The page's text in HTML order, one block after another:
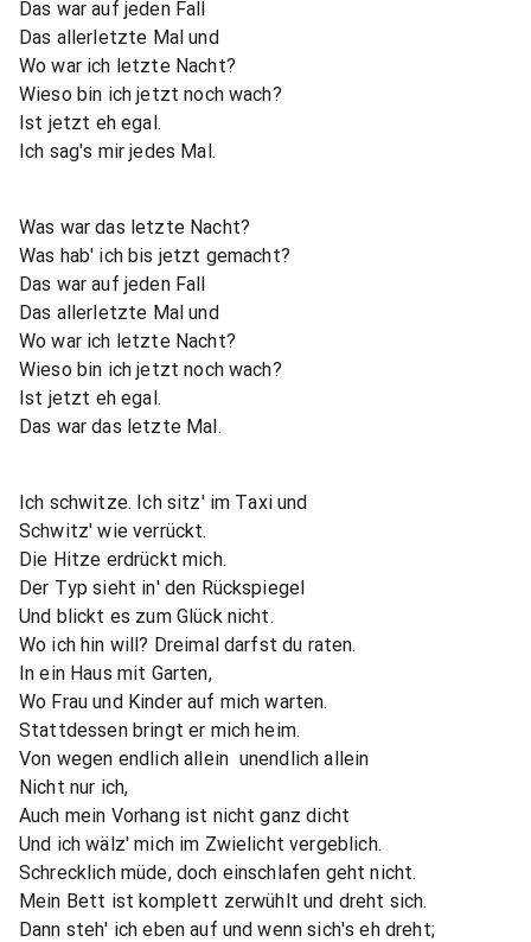
Das war auf jeden Fall
Das allerletzte Mal und
Wo war ich letzte Nacht?
Wieso bin ich jetzt noch wach?
Ist jetzt eh egal.
Ich sag's mir jedes Mal.
Was war das letzte Nacht?
Was hab' ich bis jetzt gemacht?
Das war auf jeden Fall
Das allerletzte Mal und
Wo war ich letzte Nacht?
Wieso bin ich jetzt noch wach?
Ist jetzt eh egal.
Das war das letzte Mal.
Ich schwitze. Ich sitz' im Taxi und
Schwitz' wie verrückt.
Die Hitze erdrückt mich.
Der Typ sieht in' den Rückspiegel
Und blickt es zum Glück nicht.
Wo ich hin will? Dreimal darfst du raten.
In ein Haus mit Garten,
Wo Frau und Kinder auf mich warten.
Stattdessen bringt er mich heim.
Von wegen endlich allein  unendlich allein
Nicht nur ich,
Auch mein Vorhang ist nicht ganz dicht
Und ich wälz' mich im Zwielicht vergeblich.
Schrecklich müde, doch einschlafen geht nicht.
Mein Bett ist komplett zerwühlt und dreht sich.
Dann steh' ich eben auf und wenn sich's eh dreht;